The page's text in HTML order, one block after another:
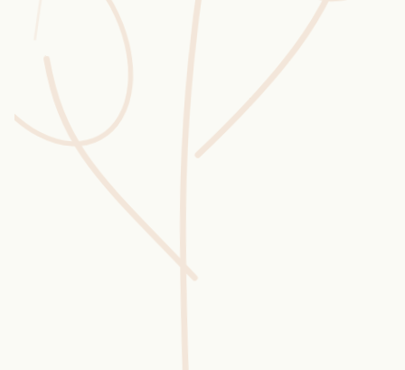
Sammlungen
Selber machen
Glossar